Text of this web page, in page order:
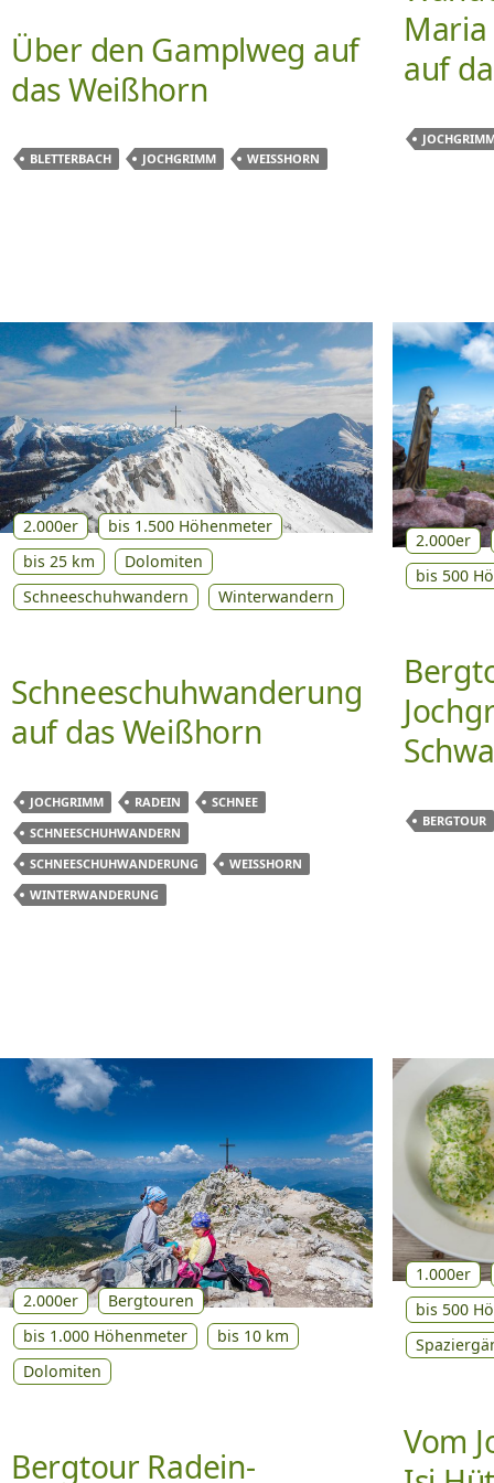
Über den Gamplweg auf
das Weißhorn
BLETTERBACH JOCHGRIMM WEISSHORN
auf
2.000er
bis 1.500 Höhenmeter
bis 25 km
Dolomiten
Schneeschuhwandern
Winterwandern
Schneeschuhwanderung
auf das Weißhorn
JOCHGRIMM RADEIN
SCHNEE
SCHNEESCHUHWANDERN
SCHNEESCHUHWANDERUNG
WEISSHORN
WINTERWANDERUNG
2.000er
bis 500
BERGTOUR
2.000er
Bergtouren
bis 1.000 Höhenmeter
bis 10 km
Dolomiten
Bergtour Radein-
1.000er
bis 500
Vom